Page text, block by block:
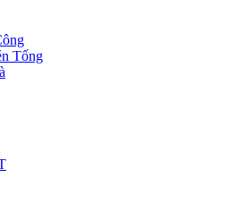
Tống